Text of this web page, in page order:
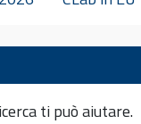
ti può aiutare.